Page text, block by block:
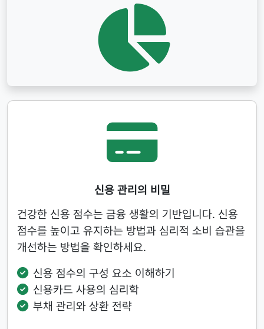
신용 관리의 비밀
건강한 신용 점수는 금융 생활의 기반입니다. 신용
점수를 높이고 유지하는 방법과 심리적 소비 습관을
개선하는 방법을 확인하세요.
신용 점수의 구성 요소 이해하기
신용카드 사용의 심리학
부채 관리와 상환 전략